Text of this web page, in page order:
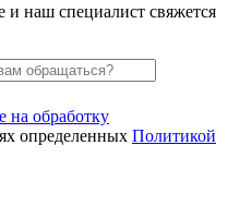
и наш специалист свяжется
на обработку
определенных Политикой